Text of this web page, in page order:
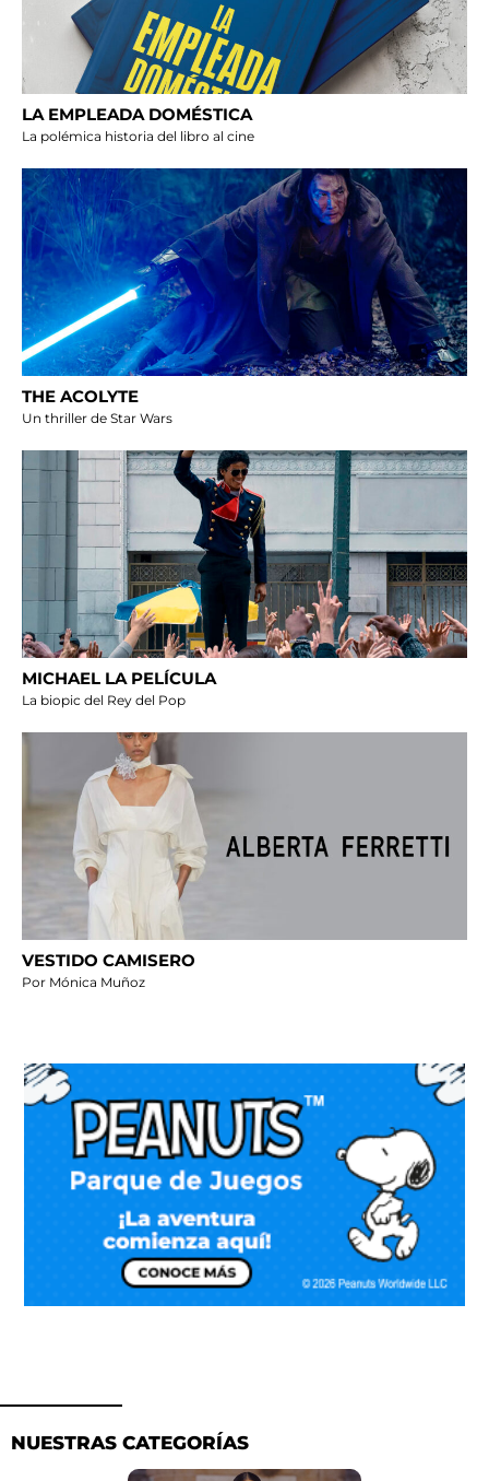
LA EMPLEADA DOMÉSTICA
La polémica historia del libro al cine
THE ACOLYTE
Un thriller de Star Wars
MICHAEL LA PELÍCULA
La biopic del Rey del Pop
VESTIDO CAMISERO
Por Mónica Muñoz
NUESTRAS CATEGORÍAS